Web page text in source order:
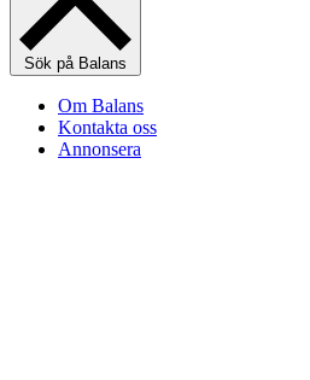
Sök på Balans
Om Balans
Kontakta oss
Annonsera